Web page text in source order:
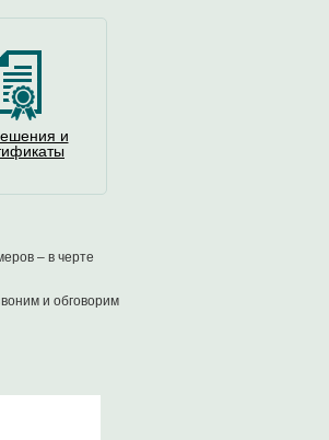
и
– в черте
и обговорим